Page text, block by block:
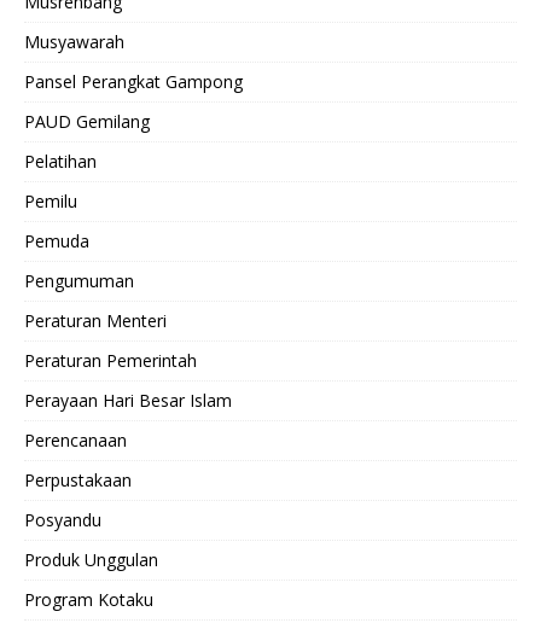
Musyawarah
Pansel Perangkat Gampong
PAUD Gemilang
Pelatihan
Pemilu
Pemuda
Pengumuman
Peraturan Menteri
Peraturan Pemerintah
Perayaan Hari Besar Islam
Perencanaan
Perpustakaan
Posyandu
Produk Unggulan
Program Kotaku